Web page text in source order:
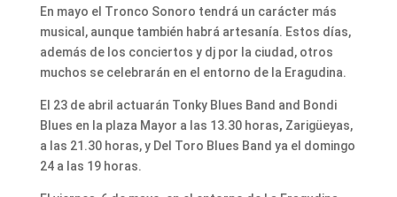
En mayo el Tronco Sonoro tendrá un carácter más
musical, aunque también habrá artesanía. Estos días,
además de los conciertos y dj por la ciudad, otros
muchos se celebrarán en el entorno de la Eragudina.
El 23 de abril actuarán Tonky Blues Band and Bondi
Blues en la plaza Mayor a las 13.30 horas, Zarigüeyas,
a las 21.30 horas, y Del Toro Blues Band ya el domingo
24 a las 19 horas.